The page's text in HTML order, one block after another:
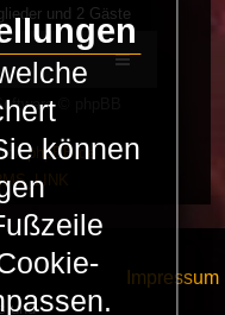
und 2 Gäste
© phpBB
phpBB.de
und
Impressum
können